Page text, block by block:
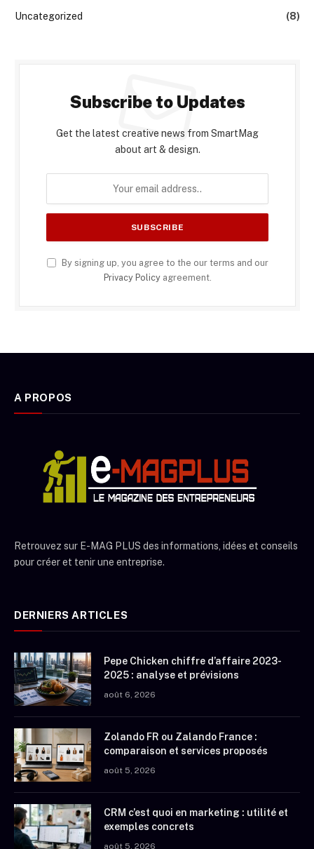
Uncategorized
(8)
Subscribe to Updates
Get the latest creative news from SmartMag
about art & design.
By signing up, you agree to the our terms and our
Privacy Policyagreement.
A PROPOS
Retrouvez sur E-MAG PLUS des informations, idées et conseils
pour créer et tenir une entreprise.
DERNIERS ARTICLES
Pepe Chicken chiffre d’affaire 2023-
2025 : analyse et prévisions
août 6, 2026
Zolando FR ou Zalando France :
comparaison et services proposés
août 5, 2026
CRM c’est quoi en marketing : utilité et
exemples concrets
août 5, 2026